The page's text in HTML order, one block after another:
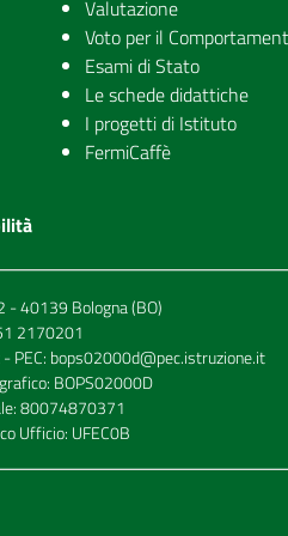
Valutazione
Voto per il
Esami di Stato
Le schede didattiche
I progetti di Istituto
FermiCaffè
- 40139 Bologna (BO)
2170201
- PEC: bops02000d@pec.istruzione.it
BOPS02000D
80074870371
Ufficio: UFEC0B